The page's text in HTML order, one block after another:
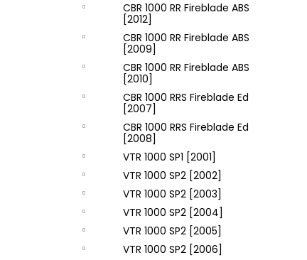
CBR 1000 RR Fireblade ABS
[2012]
CBR 1000 RR Fireblade ABS
[2009]
CBR 1000 RR Fireblade ABS
[2010]
CBR 1000 RRS Fireblade Ed
[2007]
CBR 1000 RRS Fireblade Ed
[2008]
VTR 1000 SP1 [2001]
VTR 1000 SP2 [2002]
VTR 1000 SP2 [2003]
VTR 1000 SP2 [2004]
VTR 1000 SP2 [2005]
VTR 1000 SP2 [2006]